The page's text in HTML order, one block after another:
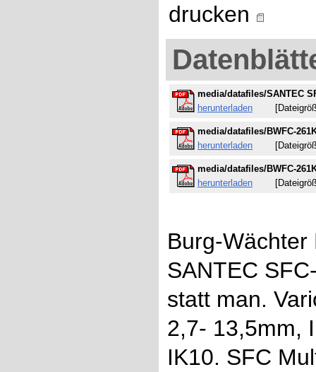
drucken
media/datafiles/SANTEC
herunterladen
media/datafiles/BWFC-
herunterladen
media/datafiles/BWFC-
herunterladen
Burg-Wächter
SANTEC
statt man.
2,7- 13,5mm,
IK10. SFC